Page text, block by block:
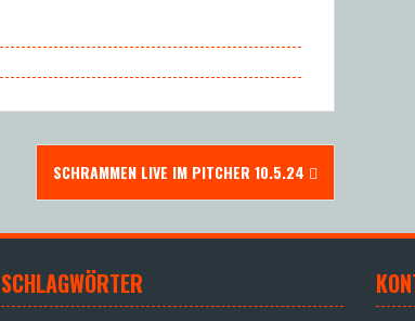
SCHRAMMEN LIVE IM PITCHER 10.5.24
SCHLAGWÖRTER